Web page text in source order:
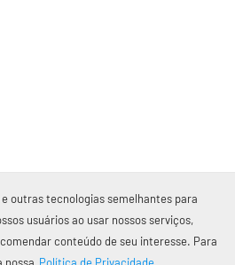
2026 Gremistas.net
outras tecnologias semelhantes para
usuários ao usar nossos serviços,
conteúdo de seu interesse. Para